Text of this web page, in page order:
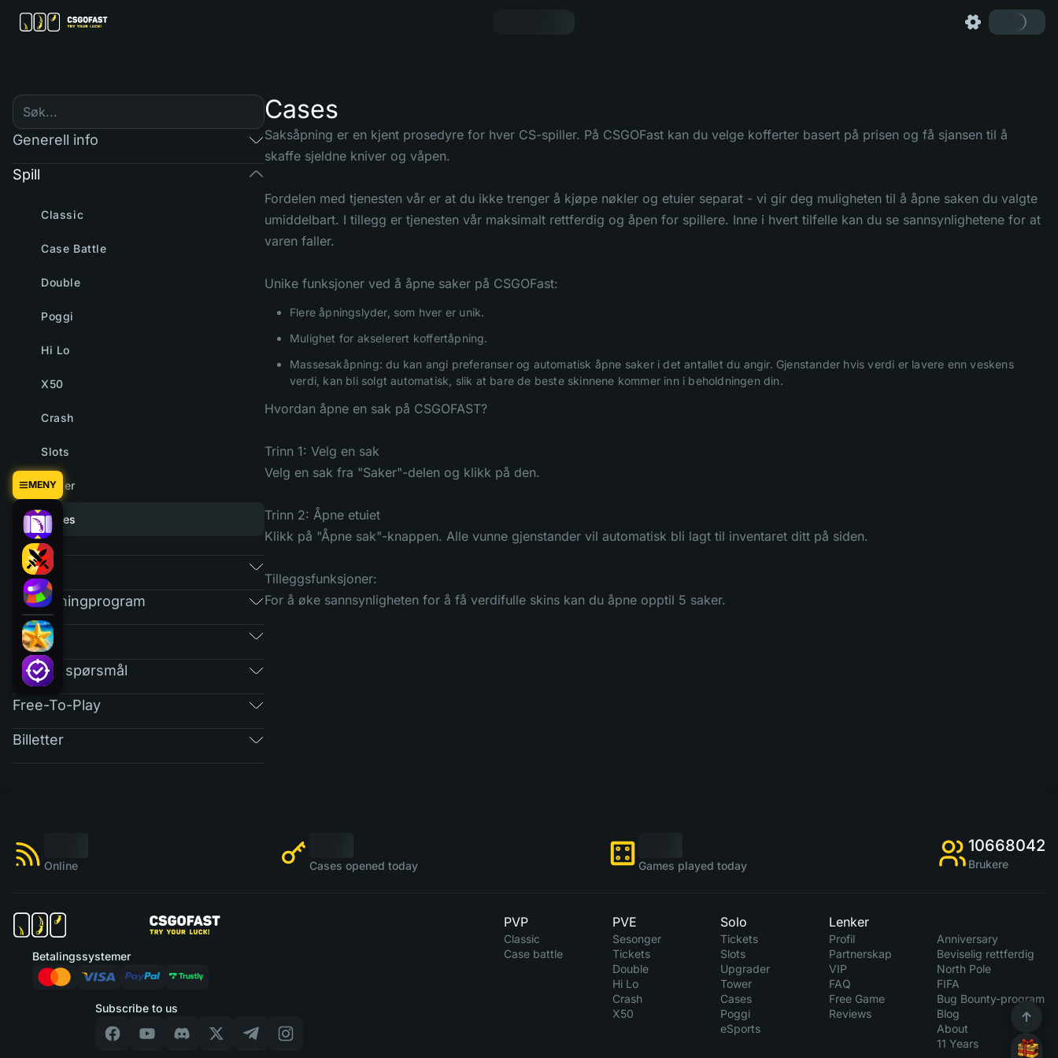
MENY
Generell info
Spill
Classic
Case Battle
Double
Poggi
Hi Lo
X50
Crash
Slots
Tower
Cases
Marked
Henvisningprogram
RAIN
Vanlige spørsmål
Free-To-Play
Billetter
Cases
Saksåpning er en kjent prosedyre for hver CS-spiller. På CSGOFast kan du velge kofferter basert på prisen og få sjansen til å
skaffe sjeldne kniver og våpen.
Fordelen med tjenesten vår er at du ikke trenger å kjøpe nøkler og etuier separat - vi gir deg muligheten til å åpne saken du valgte
umiddelbart. I tillegg er tjenesten vår maksimalt rettferdig og åpen for spillere. Inne i hvert tilfelle kan du se sannsynlighetene for at
varen faller.
Unike funksjoner ved å åpne saker på CSGOFast:
Flere åpningslyder, som hver er unik.
Mulighet for akselerert koffertåpning.
Massesakåpning: du kan angi preferanser og automatisk åpne saker i det antallet du angir. Gjenstander hvis verdi er lavere enn veskens
verdi, kan bli solgt automatisk, slik at bare de beste skinnene kommer inn i beholdningen din.
Hvordan åpne en sak på CSGOFAST?
Trinn 1: Velg en sak
Velg en sak fra "Saker"-delen og klikk på den.
Trinn 2: Åpne etuiet
Klikk på "Åpne sak"-knappen. Alle vunne gjenstander vil automatisk bli lagt til inventaret ditt på siden.
Tilleggsfunksjoner:
For å øke sannsynligheten for å få verdifulle skins kan du åpne opptil 5 saker.
Online Cases opened today Games played today
10668042
Brukere
Subscribe to us
Betalingssystemer
PVP
Classic
Case battle
PVE
Sesonger
Tickets
Double
Hi Lo
Crash
X50
Solo
Tickets
Slots
Upgrader
Tower
Cases
Poggi
eSports
Lenker
Profil
Partnerskap
VIP
FAQ
Free Game
Reviews
Anniversary
Beviselig rettferdig
North Pole
FIFA
Bug Bounty-program
Blog
About
11 Years